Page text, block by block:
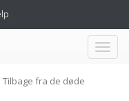
Toggle
Tilbage fra de døde